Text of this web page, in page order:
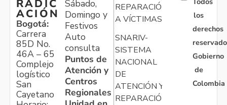
RADIC
ACIÓN
Bogotá:
Carrera
85D No.
46A – 65
Complejo
logístico
San
Cayetano
Sábado,
Domingo y
Festivos
Auto
consulta
Puntos de
Atención y
Centros
Regionales
REPARACIÓN
A VÍCTIMAS
SNARIV-
SISTEMA
NACIONAL
DE
ATENCIÓN Y
REPARACIÓN
los
derechos
Gobierno
de
Colombia